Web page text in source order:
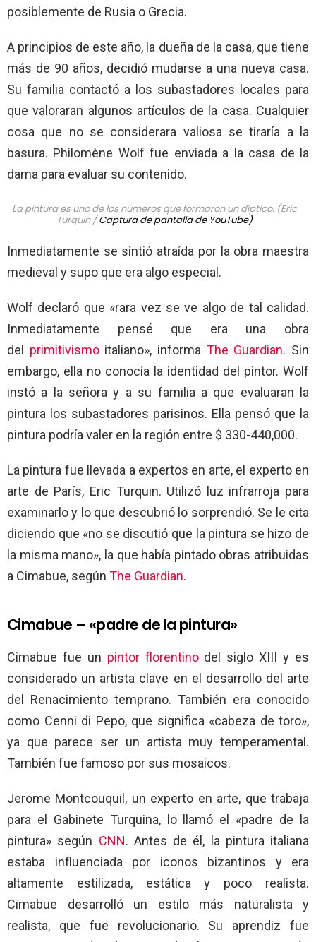
posiblemente de Rusia o Grecia.
A principios de este año, la dueña de la casa, que tiene
más de 90 años, decidió mudarse a una nueva casa.
Su familia contactó a los subastadores locales para
que valoraran algunos artículos de la casa. Cualquier
cosa que no se considerara valiosa se tiraría a la
basura. Philomène Wolf fue enviada a la casa de la
dama para evaluar su contenido.
La pintura es uno de los números que formaron un díptico. (Eric
Turquin /Captura de pantalla de YouTube)
Inmediatamente se sintió atraída por la obra maestra
medieval y supo que era algo especial.
Wolf declaró que «rara vez se ve algo de tal calidad.
Inmediatamente pensé que era una obra
del primitivismoitaliano», informa The Guardian. Sin
embargo, ella no conocía la identidad del pintor. Wolf
instó a la señora y a su familia a que evaluaran la
pintura los subastadores parisinos. Ella pensó que la
pintura podría valer en la región entre $ 330-440,000.
La pintura fue llevada a expertos en arte, el experto en
arte de París, Eric Turquin. Utilizó luz infrarroja para
examinarlo y lo que descubrió lo sorprendió. Se le cita
diciendo que «no se discutió que la pintura se hizo de
la misma mano», la que había pintado obras atribuidas
a Cimabue, según The Guardian.
Cimabue – «padre de la pintura»
Cimabue fue un pintor florentinodel siglo XIII y es
considerado un artista clave en el desarrollo del arte
del Renacimiento temprano. También era conocido
como Cenni di Pepo, que significa «cabeza de toro»,
ya que parece ser un artista muy temperamental.
También fue famoso por sus mosaicos.
Jerome Montcouquil, un experto en arte, que trabaja
para el Gabinete Turquina, lo llamó el «padre de la
pintura» según CNN. Antes de él, la pintura italiana
estaba influenciada por iconos bizantinos y era
altamente estilizada, estática y poco realista.
Cimabue desarrolló un estilo más naturalista y
realista, que fue revolucionario. Su aprendiz fue